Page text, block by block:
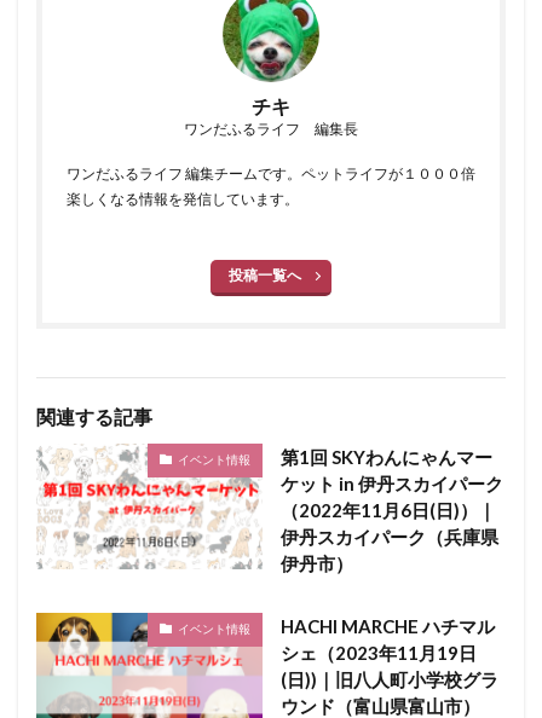
チキ
ワンだふるライフ 編集長
ワンだふるライフ 編集チームです。ペットライフが１０００倍
楽しくなる情報を発信しています。
投稿一覧へ
関連する記事
イベント情報
第1回 SKYわんにゃんマー
ケット in 伊丹スカイパーク
（2022年11月6日(日)）｜
伊丹スカイパーク（兵庫県
伊丹市）
イベント情報
HACHI MARCHE ハチマル
シェ（2023年11月19日
(日))｜旧八人町小学校グラ
ウンド（富山県富山市）